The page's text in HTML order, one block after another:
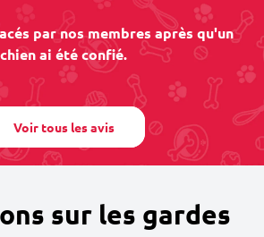
par nos membres après qu'un
chien ai été confié.
Voir tous les avis
sur les gardes